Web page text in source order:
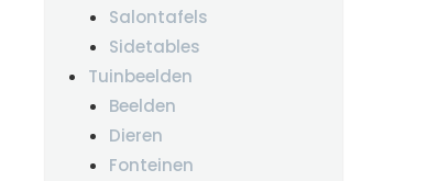
Salontafels
Sidetables
Tuinbeelden
Beelden
Dieren
Fonteinen